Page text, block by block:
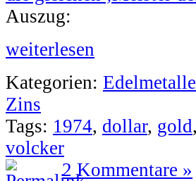
Auszug:
weiterlesen
Kategorien:
Zins
Tags: 1974, dollar, gold,
volcker
2 Kommentare »